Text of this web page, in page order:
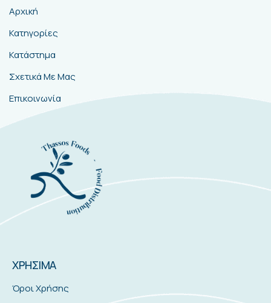
Αρχική
Κατηγορίες
Κατάστημα
Σχετικά Με Μας
Επικοινωνία
ΧΡΗΣΙΜΑ
Όροι Χρήσης